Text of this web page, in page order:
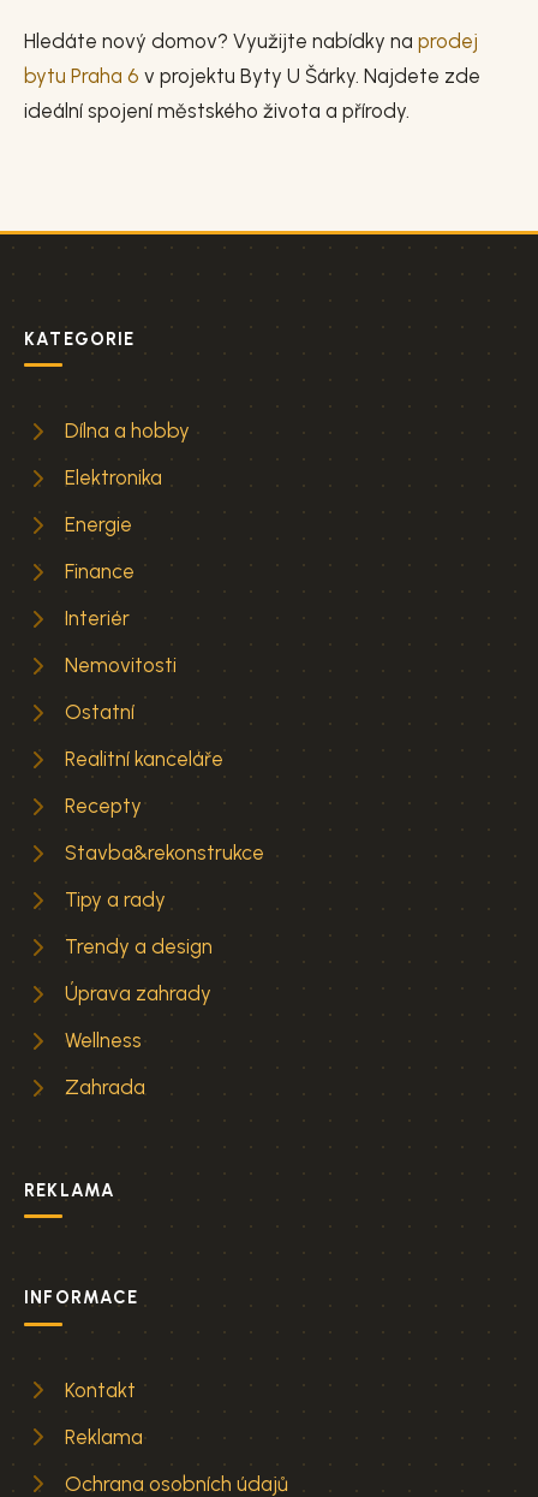
Hledáte nový domov? Využijte nabídky na prodej
bytu Praha 6 v projektu Byty U Šárky. Najdete zde
ideální spojení městského života a přírody.
KATEGORIE
Dílna a hobby
Elektronika
Energie
Finance
Interiér
Nemovitosti
Ostatní
Realitní kanceláře
Recepty
Stavba&rekonstrukce
Tipy a rady
Trendy a design
Úprava zahrady
Wellness
Zahrada
REKLAMA
INFORMACE
Kontakt
Reklama
Ochrana osobních údajů